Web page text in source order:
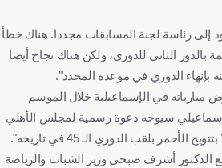
إلى رئاسة لجنة المسابقات مجددا. هناك خطأ
الثاني للدوري، ولكن هناك نجاح أيضا
بإنهاء الدوري في موعده المحدد".
في الإسماعيلية خلال الموسم
سيوجه دعوة رسمية لمجلس الأهلي
بلقب الدوري الـ 45 في تاريخه".
الدكتور أشرف صبحي وزير الشباب والرياضة